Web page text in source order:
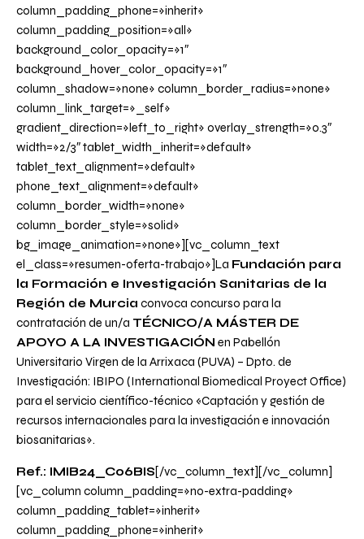
column_padding_phone=»inherit»
column_padding_position=»all»
background_color_opacity=»1″
background_hover_color_opacity=»1″
column_shadow=»none» column_border_radius=»none»
column_link_target=»_self»
gradient_direction=»left_to_right» overlay_strength=»0.3″
width=»2/3″ tablet_width_inherit=»default»
tablet_text_alignment=»default»
phone_text_alignment=»default»
column_border_width=»none»
column_border_style=»solid»
bg_image_animation=»none»][vc_column_text
el_class=»resumen-oferta-trabajo»]La Fundación para
la Formación e Investigación Sanitarias de la
Región de Murcia convoca concurso para la
contratación de un/a TÉCNICO/A MÁSTER DE
APOYO A LA INVESTIGACIÓN en Pabellón
Universitario Virgen de la Arrixaca (PUVA) – Dpto. de
Investigación: IBIPO (International Biomedical Proyect Office)
para el servicio científico-técnico «Captación y gestión de
recursos internacionales para la investigación e innovación
biosanitarias».
Ref.: IMIB24_C06BIS[/vc_column_text][/vc_column]
[vc_column column_padding=»no-extra-padding»
column_padding_tablet=»inherit»
column_padding_phone=»inherit»